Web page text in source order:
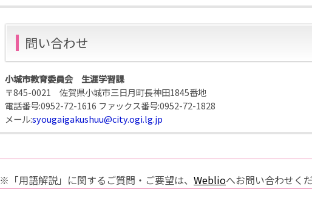
問い合わせ
小城市教育委員会 生涯学習課
〒845-0021 佐賀県小城市三日月町長神田1845番地
電話番号:0952-72-1616 ファックス番号:0952-72-1828
メール:syougaigakushuu@city.ogi.lg.jp
※「用語解説」に関するご質問・ご要望は、 Weblioへお問い合わせくだ